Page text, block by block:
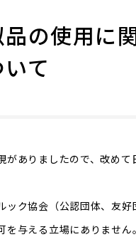
の使用に
て
がありましたので、改め
ック協会（公認団体、友
与える立場にありません。